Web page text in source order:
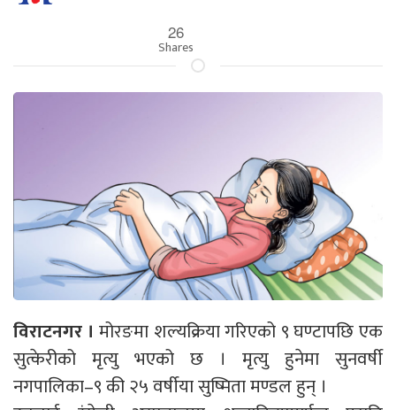
26
Shares
विराटनगर । मोरङमा शल्यक्रिया गरिएको ९ घण्टापछि एक
सुत्केरीको मृत्यु भएको छ । मृत्यु हुनेमा सुनवर्षी
नगपालिका–९ की २५ वर्षीया सुष्मिता मण्डल हुन् ।